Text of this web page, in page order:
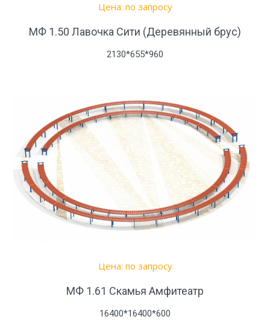
Цена: по запросу
МФ 1.50 Лавочка Сити (Деревянный брус)
2130*655*960
Цена: по запросу
МФ 1.61 Скамья Амфитеатр
16400*16400*600